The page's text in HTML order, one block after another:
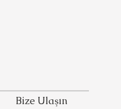
Bize Ulaşın